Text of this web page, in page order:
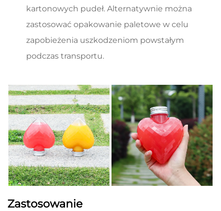
kartonowych pudeł. Alternatywnie można
zastosować opakowanie paletowe w celu
zapobieżenia uszkodzeniom powstałym
podczas transportu.
Zastosowanie